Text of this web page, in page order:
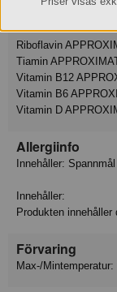
Niacin
Riboflavin
Tiamin
Vitamin B12
Vitamin B6
Vitamin D
Allergiinfo
Innehåller:
Innehåller:
Produkten
Förvaring
Max-/Mintemperatur: